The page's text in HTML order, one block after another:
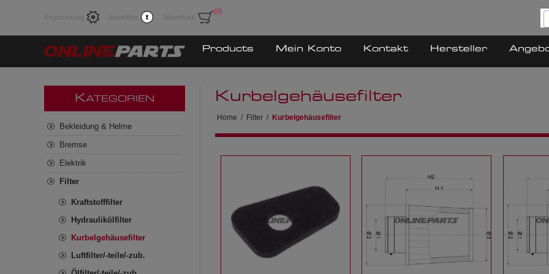
Registrierung Anmelden Warenkorb
(0)
Products Mein Konto Kontakt Hersteller
Kurbelgehäusefilter
Home / Filter / Kurbelgehäusefilter
KATEGORIEN
Bekleidung & Helme
Bremse
Elektrik
Filter
Kraftstofffilter
Hydraulikölfilter
Kurbelgehäusefilter
Luftfilter/-teile/-zub.